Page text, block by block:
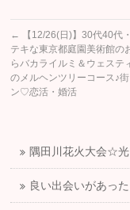
←
【12/26(日)】30代40代
テキな東京都庭園美術館の
らバカライルミ＆ウェステ
のメルヘンツリーコース♪
ン♡恋活・婚活
隅田川花火大会☆
良い出会いがあっ